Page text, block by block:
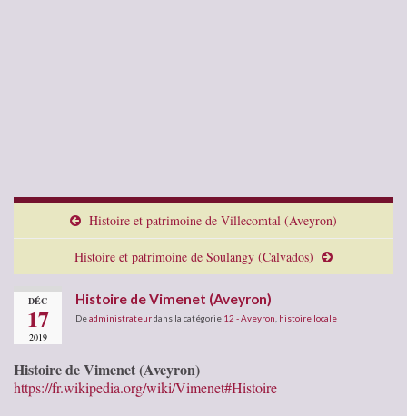
Histoire et patrimoine de Villecomtal (Aveyron)
Histoire et patrimoine de Soulangy (Calvados)
DÉC
17
2019
Histoire de Vimenet (Aveyron)
Deadministrateurdans la catégorie 12 - Aveyron histoire locale
Histoire de Vimenet (Aveyron)
https://fr.wikipedia.org/wiki/Vimenet#Histoire